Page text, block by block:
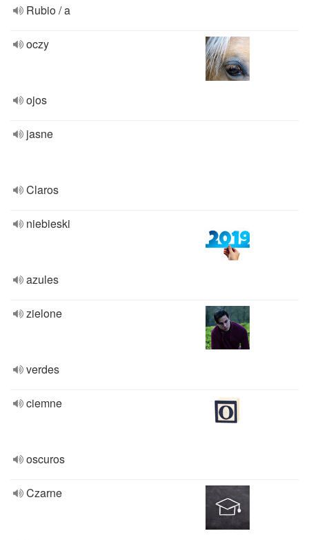
Rubio / a
oczy
ojos
jasne
Claros
niebieski
azules
zielone
verdes
ciemne
oscuros
Czarne